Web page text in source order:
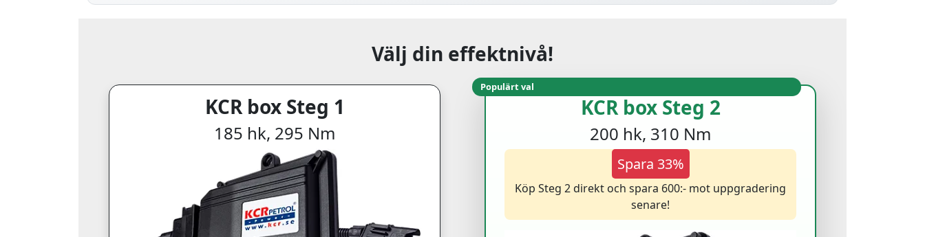
Välj din effektnivå!
KCR box Steg 1
185 hk, 295 Nm
Populärt val
KCR box Steg 2
200 hk, 310 Nm
Spara 33%
Köp Steg 2 direkt och spara 600:- mot uppgradering
senare!